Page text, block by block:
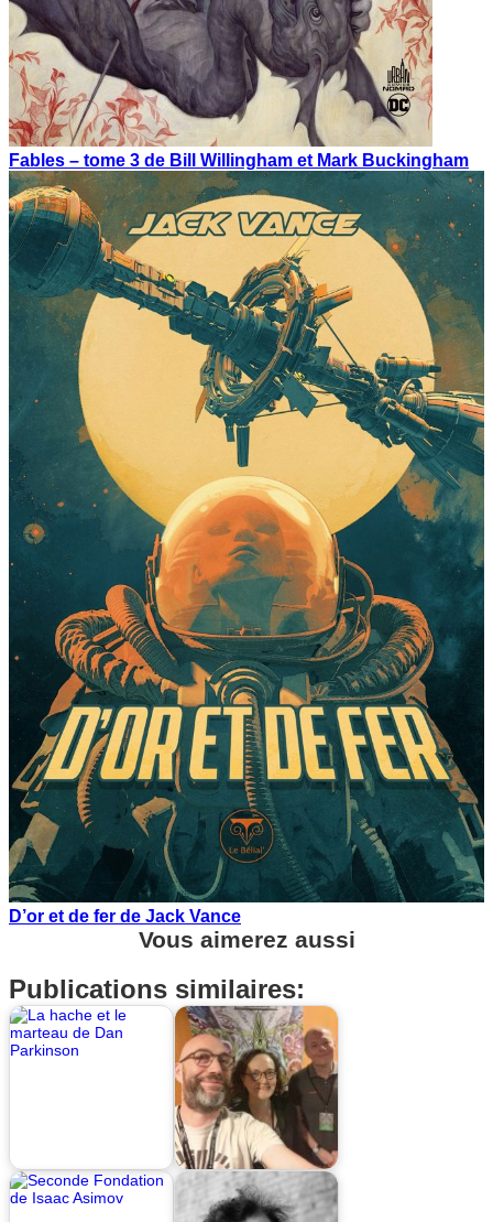
Fables – tome 3 de Bill Willingham et Mark Buckingham
D’or et de fer de Jack Vance
Vous aimerez aussi
Publications similaires: